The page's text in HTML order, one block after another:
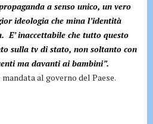
a senso unico, un vero
ideologia che mina l’identità
E’ inaccettabile che tutto questo
sulla tv di stato, non soltanto con
ma davanti ai bambini”.
al governo del Paese.